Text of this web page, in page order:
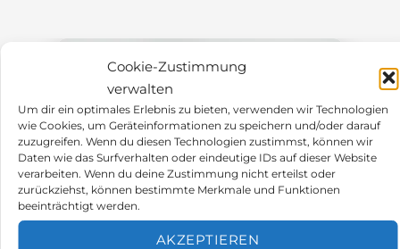
Cookie-Zustimmung
verwalten
Um dir ein optimales Erlebnis zu bieten, verwenden wir Technologien
wie Cookies, um Geräteinformationen zu speichern und/oder darauf
zuzugreifen. Wenn du diesen Technologien zustimmst, können wir
Daten wie das Surfverhalten oder eindeutige IDs auf dieser Website
verarbeiten. Wenn du deine Zustimmung nicht erteilst oder
zurückziehst, können bestimmte Merkmale und Funktionen
beeinträchtigt werden.
AKZEPTIEREN